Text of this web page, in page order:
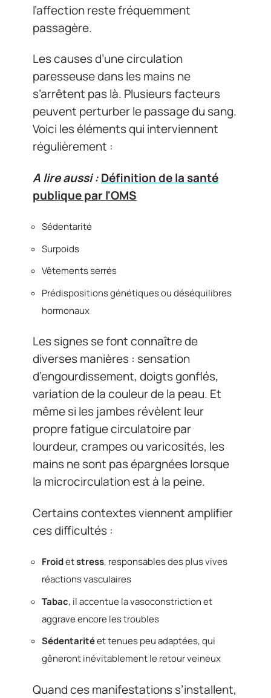
l’affection reste fréquemment
passagère.
Les causes d’une circulation
paresseuse dans les mains ne
s’arrêtent pas là. Plusieurs facteurs
peuvent perturber le passage du sang.
Voici les éléments qui interviennent
régulièrement :
A lire aussi :Définition de la santé
publique par l'OMS
Sédentarité
Surpoids
Vêtements serrés
Prédispositions génétiques ou déséquilibres
hormonaux
Les signes se font connaître de
diverses manières : sensation
d’engourdissement, doigts gonflés,
variation de la couleur de la peau. Et
même si les jambes révèlent leur
propre fatigue circulatoire par
lourdeur, crampes ou varicosités, les
mains ne sont pas épargnées lorsque
la microcirculation est à la peine.
Certains contextes viennent amplifier
ces difficultés :
Froidetstress, responsables des plus vives
réactions vasculaires
Tabac, il accentue la vasoconstriction et
aggrave encore les troubles
Sédentaritéet tenues peu adaptées, qui
gêneront inévitablement le retour veineux
Quand ces manifestations s’installent,